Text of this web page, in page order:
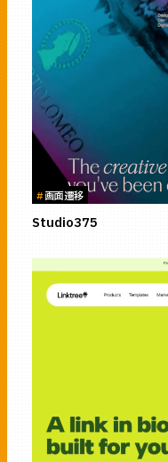
#画面遷移
Studio375